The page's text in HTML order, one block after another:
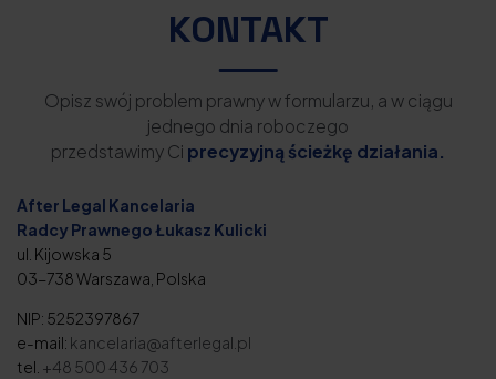
KONTAKT
Opisz swój problem prawny w formularzu, a w ciągu
jednego dnia roboczego
przedstawimy Ci precyzyjną ścieżkę działania.
After Legal Kancelaria
Radcy Prawnego Łukasz Kulicki
ul. Kijowska 5
03-738 Warszawa, Polska
NIP: 5252397867
e-mail: kancelaria@afterlegal.pl
tel. +48 500 436 703